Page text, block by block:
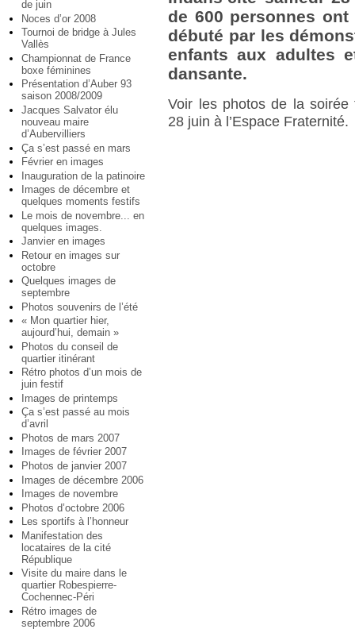
de juin
Noces d’or 2008
Tournoi de bridge à Jules
Vallès
Championnat de France
boxe féminines
Présentation d’Auber 93
saison 2008/2009
Jacques Salvator élu
nouveau maire
d’Aubervilliers
Ça s’est passé en mars
Février en images
Inauguration de la patinoire
Images de décembre et
quelques moments festifs
Le mois de novembre... en
quelques images.
Janvier en images
Retour en images sur
octobre
Quelques images de
septembre
Photos souvenirs de l’été
« Mon quartier hier,
aujourd’hui, demain »
Photos du conseil de
quartier itinérant
Rétro photos d’un mois de
juin festif
Images de printemps
Ça s’est passé au mois
d’avril
Photos de mars 2007
Images de février 2007
Photos de janvier 2007
Images de décembre 2006
Images de novembre
Photos d’octobre 2006
Les sportifs à l’honneur
Manifestation des
locataires de la cité
République
Visite du maire dans le
quartier Robespierre-
Cochennec-Péri
Rétro images de
septembre 2006
de 600 personnes
débuté par les
enfants aux adultes
dansante.
Voir les photos de la soirée
28 juin à l’Espace Fraternité.